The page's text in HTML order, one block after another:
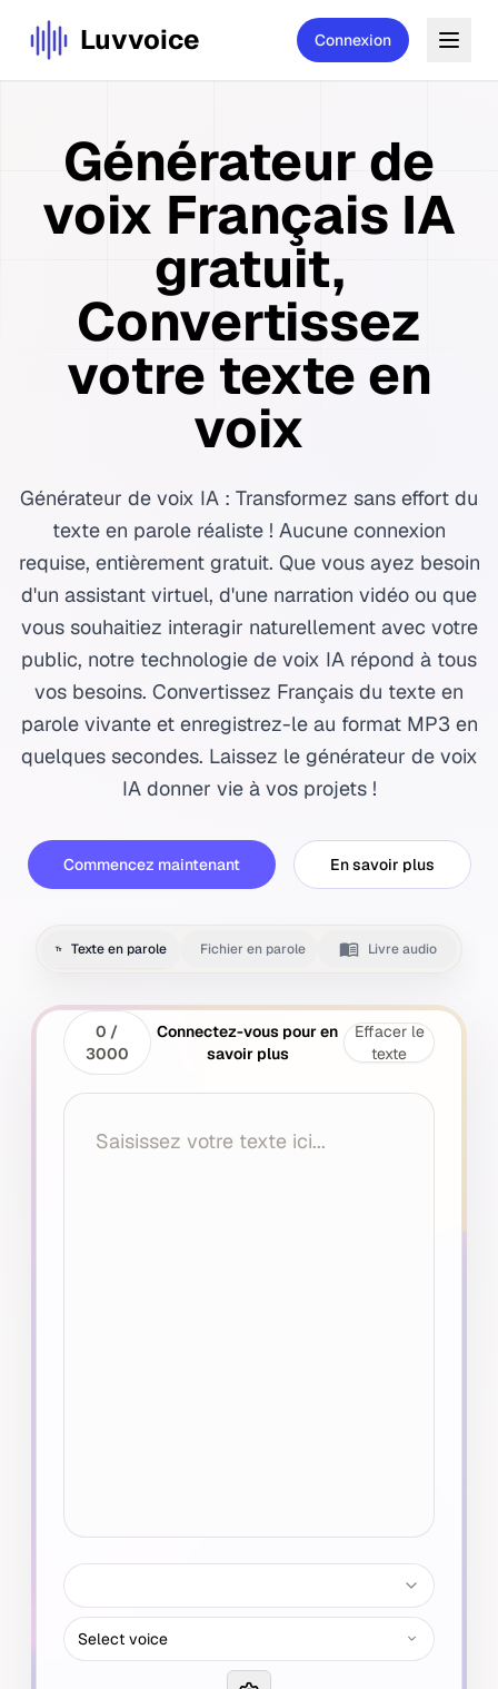
Luvvoice Connexion
Générateur de
voix Français IA
gratuit,
Convertissez
votre texte en
voix
Générateur de voix IA : Transformez sans effort du
texte en parole réaliste ! Aucune connexion
requise, entièrement gratuit. Que vous ayez besoin
d'un assistant virtuel, d'une narration vidéo ou que
vous souhaitiez interagir naturellement avec votre
public, notre technologie de voix IA répond à tous
vos besoins. Convertissez Français du texte en
parole vivante et enregistrez-le au format MP3 en
quelques secondes. Laissez le générateur de voix
IA donner vie à vos projets !
Commencez maintenant En savoir plus
Texte en parole Fichier en parole Livre audio
0 /
3000
Connectez-vous pour en
savoir plus
Effacer le
texte
Select voice